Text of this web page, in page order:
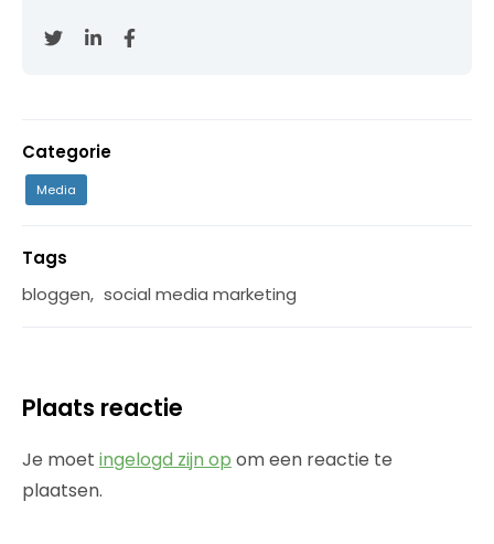
Categorie
Media
Tags
bloggen, social media marketing
Plaats reactie
Je moet ingelogd zijn op om een reactie te
plaatsen.